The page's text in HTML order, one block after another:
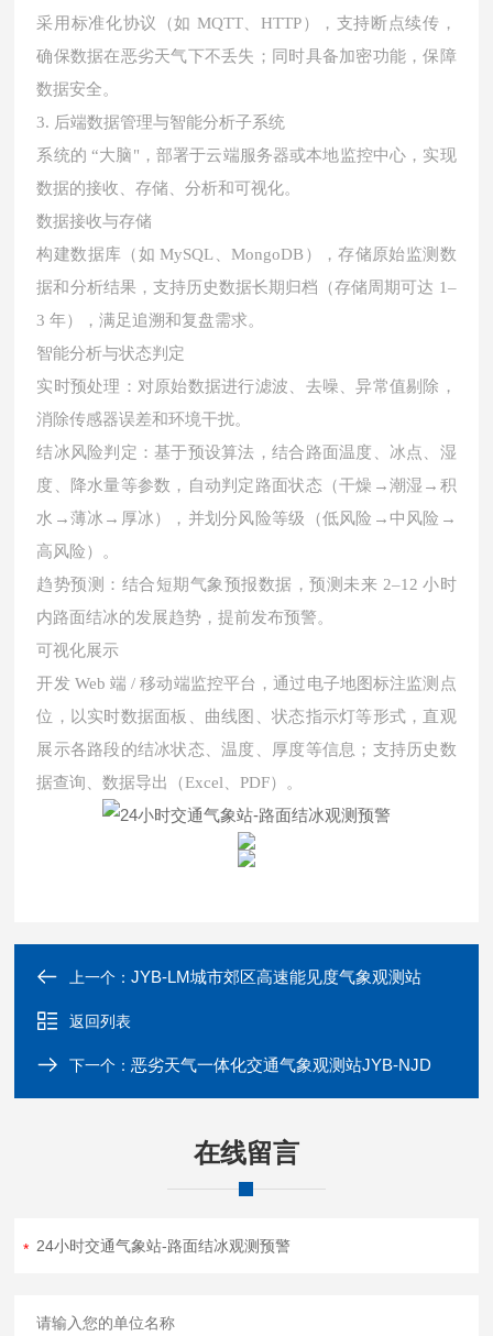
采用标准化协议（如 MQTT、HTTP），支持断点续传，
确保数据在恶劣天气下不丢失；同时具备加密功能，保障
数据安全。
3. 后端数据管理与智能分析子系统
系统的 “大脑"，部署于云端服务器或本地监控中心，实现
数据的接收、存储、分析和可视化。
数据接收与存储
构建数据库（如 MySQL、MongoDB），存储原始监测数
据和分析结果，支持历史数据长期归档（存储周期可达 1–
3 年），满足追溯和复盘需求。
智能分析与状态判定
实时预处理：对原始数据进行滤波、去噪、异常值剔除，
消除传感器误差和环境干扰。
结冰风险判定：基于预设算法，结合路面温度、冰点、湿
度、降水量等参数，自动判定路面状态（干燥 →潮湿→积
水→薄冰→厚冰），并划分风险等级（低风险→中风险→
高风险）。
趋势预测：结合短期气象预报数据，预测未来 2–12 小时
内路面结冰的发展趋势，提前发布预警。
可视化展示
开发 Web 端 / 移动端监控平台，通过电子地图标注监测点
位，以实时数据面板、曲线图、状态指示灯等形式，直观
展示各路段的结冰状态、温度、厚度等信息；支持历史数
据查询、数据导出（Excel、PDF）。
上一个：JYB-LM城市郊区高速能见度气象观测站
返回列表
下一个：恶劣天气一体化交通气象观测站JYB-NJD
在线留言